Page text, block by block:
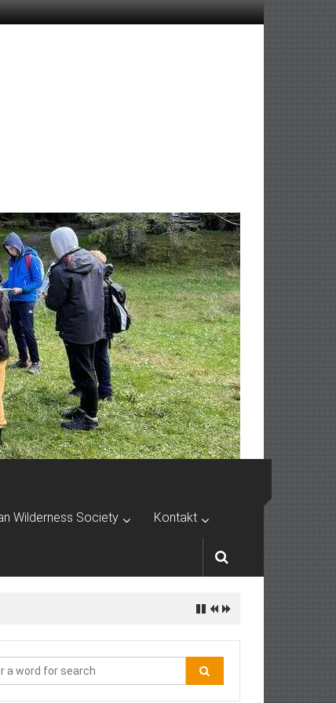
Wilderness Society Kontakt